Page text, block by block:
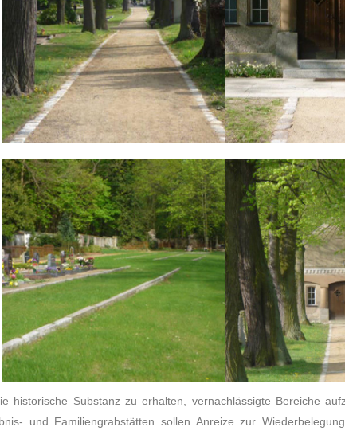
Substanz zu erhalten, vernachlässigte Bereiche
und Familiengrabstätten sollen Anreize zur